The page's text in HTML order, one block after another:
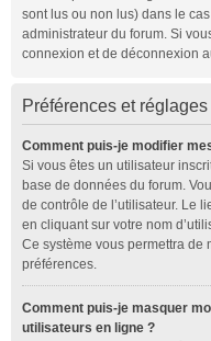
sont lus ou non lus) dans le
administrateur du forum. Si
connexion et de déconnexion
Préférences et
Comment puis-je modifier
Si vous êtes un utilisateur
base de données du forum.
de contrôle de l’utilisateur. Le
en cliquant sur votre nom
Ce système vous permettra de
préférences.
Comment puis-je masquer
utilisateurs en ligne ?